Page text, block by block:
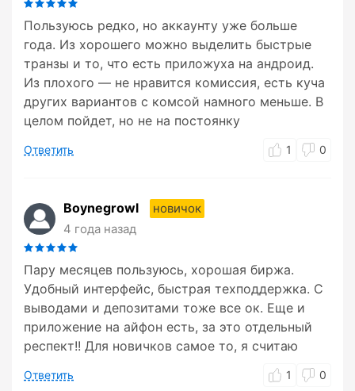
Пользуюсь редко, но аккаунту уже больше
года. Из хорошего можно выделить быстрые
транзы и то, что есть приложуха на андроид.
Из плохого — не нравится комиссия, есть куча
других вариантов с комсой намного меньше. В
целом пойдет, но не на постоянку
Ответить 1 0
Boynegrowl
новичок
4 года назад
Пару месяцев пользуюсь, хорошая биржа.
Удобный интерфейс, быстрая техподдержка. С
выводами и депозитами тоже все ок. Еще и
приложение на айфон есть, за это отдельный
респект!! Для новичков самое то, я считаю
Ответить 1 0